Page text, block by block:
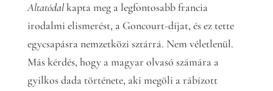
Altatódalkapta meg a legfontosabb francia
irodalmi elismerést, a Goncourt-díjat, és ez tette
egycsapásra nemzetközi sztárrá. Nem véletlenül.
Más kérdés, hogy a magyar olvasó számára a
gyilkos dada története, aki megöli a rábízott